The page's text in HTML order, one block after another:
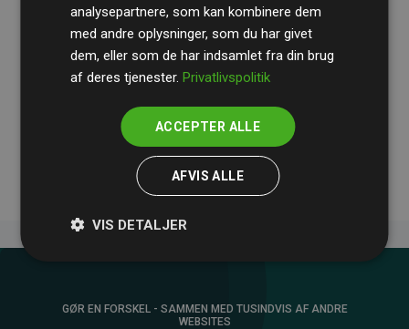
beregninger og metode for at sikre gennemsigtighed
og pålidelighed.
Deres revision dokumenterer, at vores investeringer i
medlemmernes websites estimerede CO₂-
GØR EN FORSKEL - SAMMEN MED TUSINDVIS AF ANDRE
WEBSITES
analysepartnere, som kan kombinere dem
med andre oplysninger, som du har givet
dem, eller som de har indsamlet fra din brug
af deres tjenester.Privatlivspolitik
ACCEPTER ALLE
AFVIS ALLE
VIS DETALJER